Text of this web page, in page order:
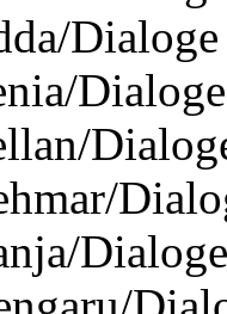
Dialoge
Dialoge
Dialoge